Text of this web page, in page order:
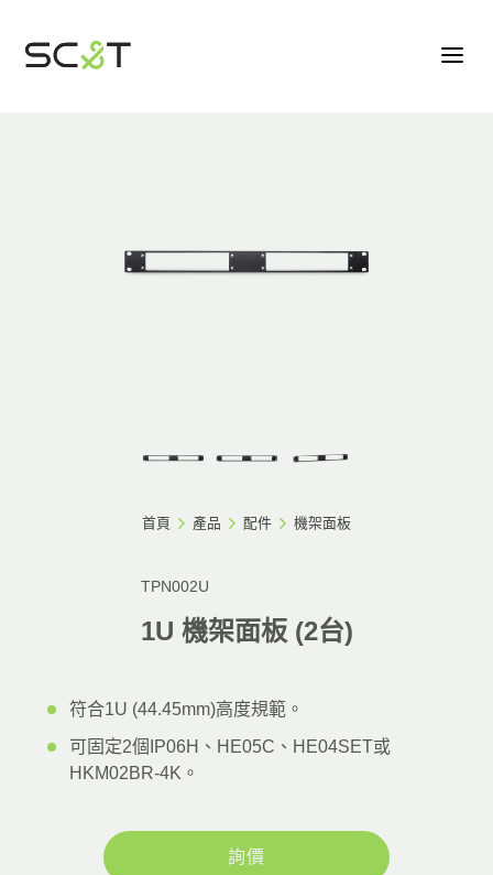
首頁 產品 配件 機架面板
TPN002U
1U 機架面板 (2台)
符合1U (44.45mm)高度規範。
可固定2個IP06H、HE05C、HE04SET或
HKM02BR-4K。
詢價